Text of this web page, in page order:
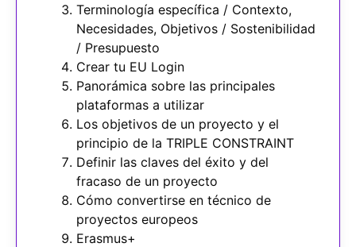
Terminología específica / Contexto,
Necesidades, Objetivos / Sostenibilidad
/ Presupuesto
Crear tu EU Login
Panorámica sobre las principales
plataformas a utilizar
Los objetivos de un proyecto y el
principio de la TRIPLE CONSTRAINT
Definir las claves del éxito y del
fracaso de un proyecto
Cómo convertirse en técnico de
proyectos europeos
Erasmus+